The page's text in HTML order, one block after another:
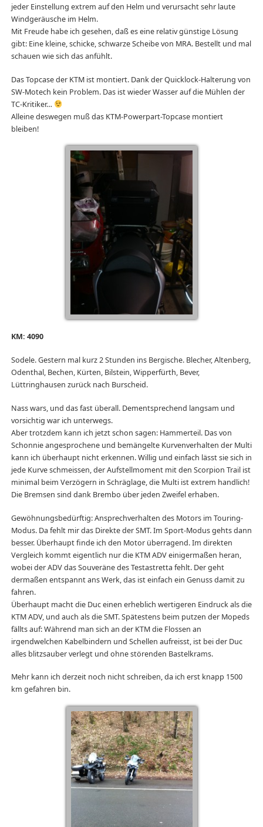
jeder Einstellung extrem auf den Helm und verursacht sehr laute
Windgeräusche im Helm.
Mit Freude habe ich gesehen, daß es eine relativ günstige Lösung
gibt: Eine kleine, schicke, schwarze Scheibe von MRA. Bestellt und mal
schauen wie sich das anfühlt.
Das Topcase der KTM ist montiert. Dank der Quicklock-Halterung von
SW-Motech kein Problem. Das ist wieder Wasser auf die Mühlen der
TC-Kritiker…
Alleine deswegen muß das KTM-Powerpart-Topcase montiert
bleiben!
KM: 4090
Sodele. Gestern mal kurz 2 Stunden ins Bergische. Blecher, Altenberg,
Odenthal, Bechen, Kürten, Bilstein, Wipperfürth, Bever,
Lüttringhausen zurück nach Burscheid.
Nass wars, und das fast überall. Dementsprechend langsam und
vorsichtig war ich unterwegs.
Aber trotzdem kann ich jetzt schon sagen: Hammerteil. Das von
Schonnie angesprochene und bemängelte Kurvenverhalten der Multi
kann ich überhaupt nicht erkennen. Willig und einfach lässt sie sich in
jede Kurve schmeissen, der Aufstellmoment mit den Scorpion Trail ist
minimal beim Verzögern in Schräglage, die Multi ist extrem handlich!
Die Bremsen sind dank Brembo über jeden Zweifel erhaben.
Gewöhnungsbedürftig: Ansprechverhalten des Motors im Touring-
Modus. Da fehlt mir das Direkte der SMT. Im Sport-Modus gehts dann
besser. Überhaupt finde ich den Motor überragend. Im direkten
Vergleich kommt eigentlich nur die KTM ADV einigermaßen heran,
wobei der ADV das Souveräne des Testastretta fehlt. Der geht
dermaßen entspannt ans Werk, das ist einfach ein Genuss damit zu
fahren.
Überhaupt macht die Duc einen erheblich wertigeren Eindruck als die
KTM ADV, und auch als die SMT. Spätestens beim putzen der Mopeds
fällts auf: Während man sich an der KTM die Flossen an
irgendwelchen Kabelbindern und Schellen aufreisst, ist bei der Duc
alles blitzsauber verlegt und ohne störenden Bastelkrams.
Mehr kann ich derzeit noch nicht schreiben, da ich erst knapp 1500
km gefahren bin.